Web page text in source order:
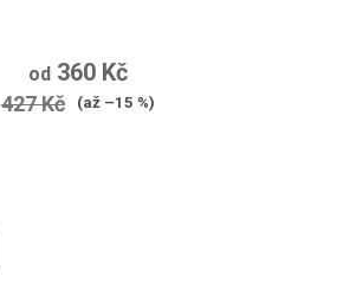
od 360 Kč
427 Kč (až –15 %)